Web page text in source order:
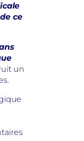
ce
un